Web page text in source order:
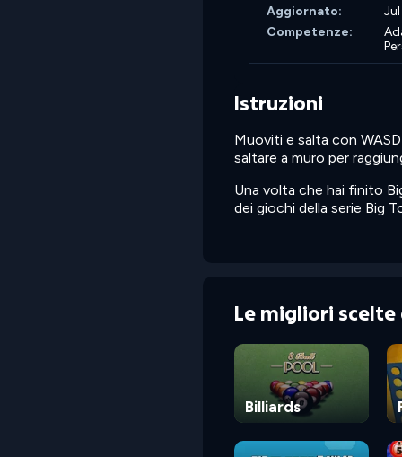
Aggiornato:
Competenze:
Istruzioni
Muoviti e salta con
saltare a muro per
Una volta che hai finito
dei giochi della serie Big
Le migliori scelte
Billiards